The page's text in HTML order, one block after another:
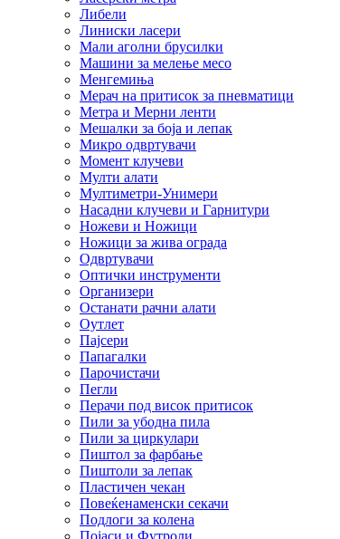
Либели
Линиски ласери
Мали аголни брусилки
Машини за мелење месо
Менгемиња
Мерач на притисок за пневматици
Метра и Мерни ленти
Мешалки за боја и лепак
Микро одвртувачи
Момент клучеви
Мулти алати
Мултиметри-Унимери
Насадни клучеви и Гарнитури
Ножеви и Ножици
Ножици за жива ограда
Одвртувачи
Оптички инструменти
Организери
Останати рачни алати
Оутлет
Пајсери
Папагалки
Парочистачи
Пегли
Перачи под висок притисок
Пили за убодна пила
Пили за циркулари
Пиштол за фарбање
Пиштоли за лепак
Пластичен чекан
Повеќенаменски секачи
Подлоги за колена
Појаси и Футроли